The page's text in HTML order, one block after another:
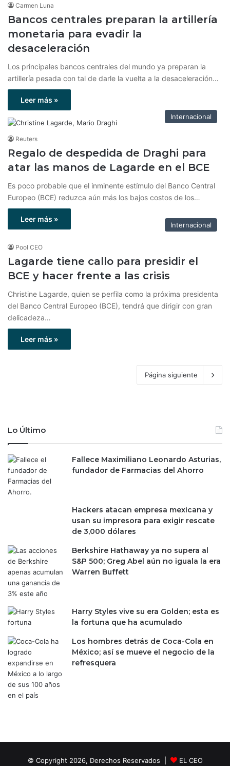
Carmen Luna
Bancos centrales preparan la artillería
monetaria para evadir la
desaceleración
Los principales bancos centrales del mundo ya preparan la
artillería pesada con tal de darle la vuelta a la desaceleración…
Leer más »
Internacional
Reuters
Regalo de despedida de Draghi para
atar las manos de Lagarde en el BCE
Es poco probable que el inminente estímulo del Banco Central
Europeo (BCE) reduzca aún más los bajos costos de los…
Leer más »
Internacional
Pool CEO
Lagarde tiene callo para presidir el
BCE y hacer frente a las crisis
Christine Lagarde, quien se perfila como la próxima presidenta
del Banco Central Europeo (BCE), tendrá que dirigir con gran
delicadeza…
Leer más »
Página siguiente
Lo Último
Fallece Maximiliano Leonardo Asturias,
fundador de Farmacias del Ahorro
Hackers atacan empresa mexicana y
usan su impresora para exigir rescate
de 3,000 dólares
Berkshire Hathaway ya no supera al
S&P 500; Greg Abel aún no iguala la era
Warren Buffett
Harry Styles vive su era Golden; esta es
la fortuna que ha acumulado
Los hombres detrás de Coca-Cola en
México; así se mueve el negocio de la
refresquera
© Copyright 2026, Derechos Reservados | EL CEO